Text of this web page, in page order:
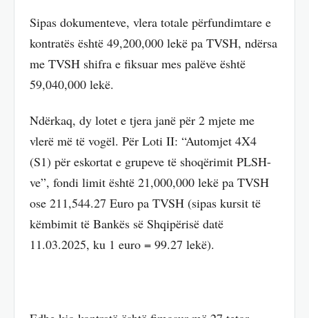
Sipas dokumenteve, vlera totale përfundimtare e
kontratës është 49,200,000 lekë pa TVSH, ndërsa
me TVSH shifra e fiksuar mes palëve është
59,040,000 lekë.
Ndërkaq, dy lotet e tjera janë për 2 mjete me
vlerë më të vogël. Për Loti II: “Automjet 4X4
(S1) për eskortat e grupeve të shoqërimit PLSH-
ve”, fondi limit është 21,000,000 lekë pa TVSH
ose 211,544.27 Euro pa TVSH (sipas kursit të
këmbimit të Bankës së Shqipërisë datë
11.03.2025, ku 1 euro = 99.27 lekë).